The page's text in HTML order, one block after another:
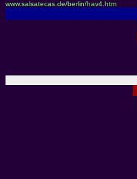
www.salsatecas.de/berlin/hav4.htm